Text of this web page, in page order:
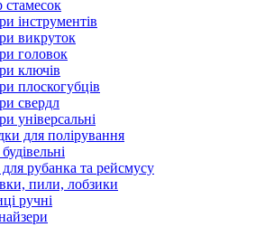
стамесок
інструментів
викруток
головок
ключів
плоскогубців
свердл
універсальні
для полірування
рубанка та рейсмусу
пили, лобзики
ручні